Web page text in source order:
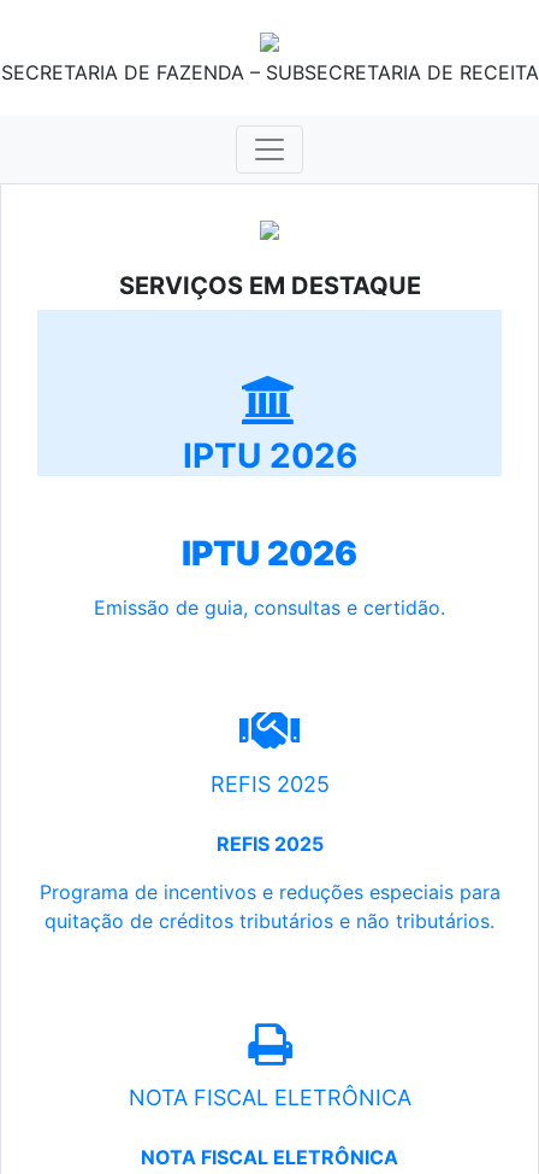
SECRETARIA DE FAZENDA – SUBSECRETARIA DE RECEITA
SERVIÇOS EM DESTAQUE
IPTU 2026
IPTU 2026
Emissão de guia, consultas e certidão.
REFIS 2025
REFIS 2025
Programa de incentivos e reduções especiais para
quitação de créditos tributários e não tributários.
NOTA FISCAL ELETRÔNICA
NOTA FISCAL ELETRÔNICA